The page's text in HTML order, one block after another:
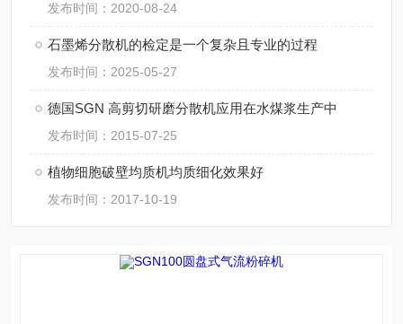
发布时间：2020-08-24
石墨烯分散机的检定是一个复杂且专业的过程
发布时间：2025-05-27
德国SGN 高剪切研磨分散机应用在水煤浆生产中
发布时间：2015-07-25
植物细胞破壁均质机均质细化效果好
发布时间：2017-10-19